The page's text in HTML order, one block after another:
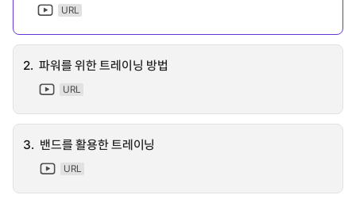
URL
2. 파워를 위한 트레이닝 방법
URL
3. 밴드를 활용한 트레이닝
URL